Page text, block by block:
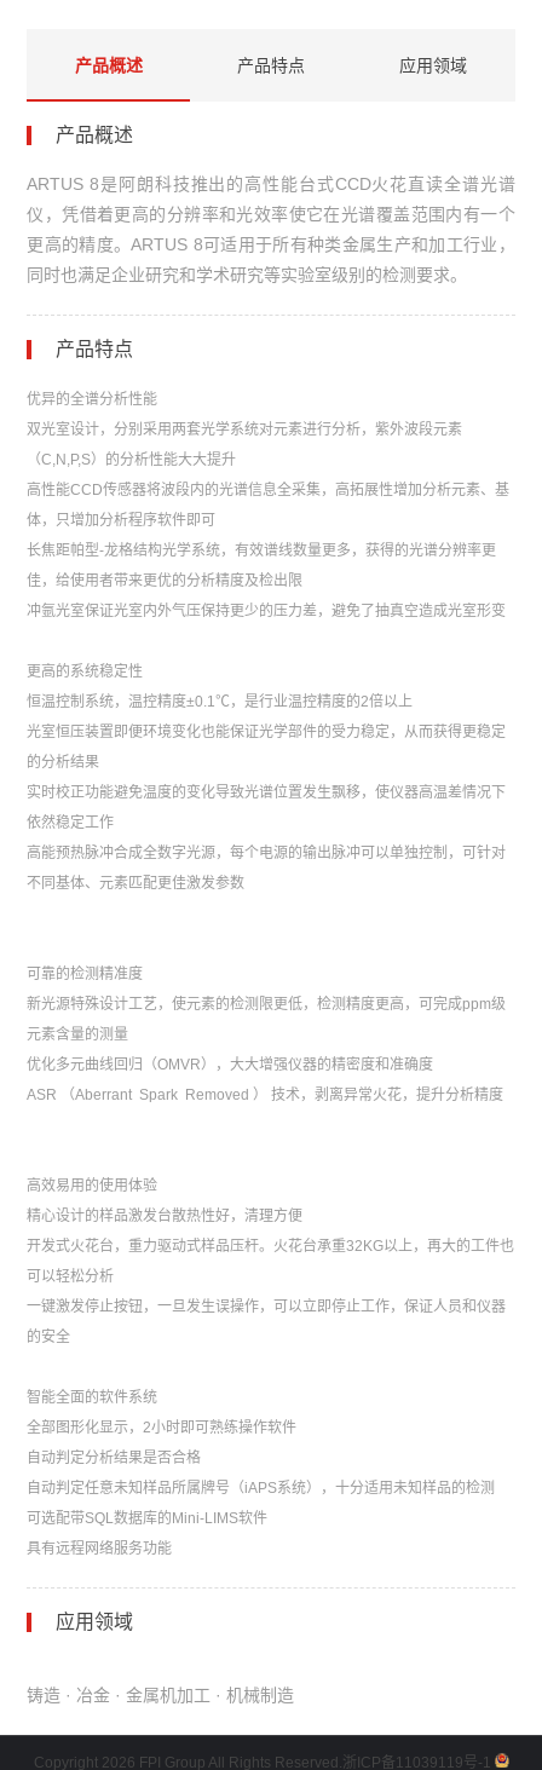
产品概述 产品特点 应用领域
产品概述
ARTUS 8是阿朗科技推出的高性能台式CCD火花直读全谱光谱
仪，凭借着更高的分辨率和光效率使它在光谱覆盖范围内有一个
更高的精度。ARTUS 8可适用于所有种类金属生产和加工行业，
同时也满足企业研究和学术研究等实验室级别的检测要求。
产品特点
优异的全谱分析性能
双光室设计，分别采用两套光学系统对元素进行分析，紫外波段元素
（C,N,P,S）的分析性能大大提升
高性能CCD传感器将波段内的光谱信息全采集，高拓展性增加分析元素、基
体，只增加分析程序软件即可
长焦距帕型-龙格结构光学系统，有效谱线数量更多，获得的光谱分辨率更
佳，给使用者带来更优的分析精度及检出限
冲氩光室保证光室内外气压保持更少的压力差，避免了抽真空造成光室形变
更高的系统稳定性
恒温控制系统，温控精度±0.1℃，是行业温控精度的2倍以上
光室恒压装置即便环境变化也能保证光学部件的受力稳定，从而获得更稳定
的分析结果
实时校正功能避免温度的变化导致光谱位置发生飘移，使仪器高温差情况下
依然稳定工作
高能预热脉冲合成全数字光源，每个电源的输出脉冲可以单独控制，可针对
不同基体、元素匹配更佳激发参数
可靠的检测精准度
新光源特殊设计工艺，使元素的检测限更低，检测精度更高，可完成ppm级
元素含量的测量
优化多元曲线回归（OMVR），大大增强仪器的精密度和准确度
ASR （Aberrant Spark Removed ） 技术，剥离异常火花，提升分析精度
高效易用的使用体验
精心设计的样品激发台散热性好，清理方便
开发式火花台，重力驱动式样品压杆。火花台承重32KG以上，再大的工件也
可以轻松分析
一键激发停止按钮，一旦发生误操作，可以立即停止工作，保证人员和仪器
的安全
智能全面的软件系统
全部图形化显示，2小时即可熟练操作软件
自动判定分析结果是否合格
自动判定任意未知样品所属牌号（iAPS系统），十分适用未知样品的检测
可选配带SQL数据库的Mini-LIMS软件
具有远程网络服务功能
应用领域
铸造 · 冶金 · 金属机加工 · 机械制造
Copyright 2026 FPI Group All Rights Reserved. 浙ICP备11039119号-1